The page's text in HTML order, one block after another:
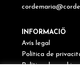
INFORMACIÖ
Avís legal
Política de
Política de cookies